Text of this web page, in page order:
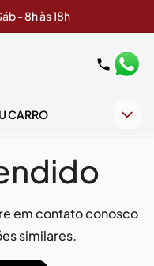
- 8h às 18h
CARRO
em contato conosco
similares.